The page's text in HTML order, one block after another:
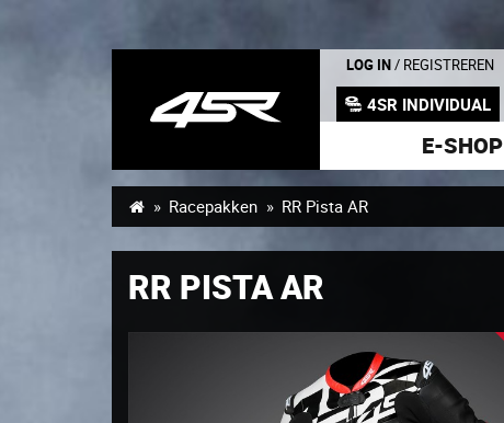
LOG IN / REGISTREREN
4SR INDIVIDUAL
E-SHOP
Racepakken RR Pista AR
RR PISTA AR